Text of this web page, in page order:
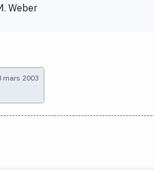
Weber
mars 2003